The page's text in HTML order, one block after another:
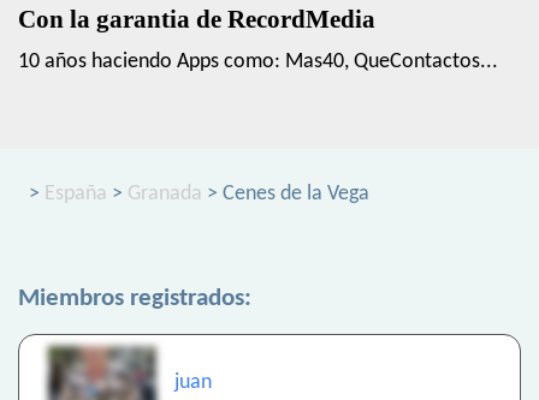
Con la garantia de RecordMedia
10 años haciendo Apps como: Mas40, QueContactos...
> España > Granada > Cenes de la Vega
Miembros registrados:
juan